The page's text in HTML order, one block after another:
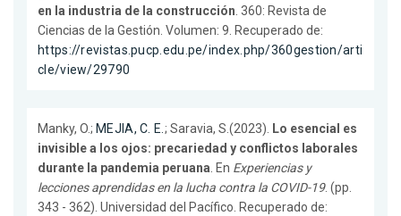
en la industria de la construcción. 360: Revista de
Ciencias de la Gestión. Volumen: 9. Recuperado de:
https://revistas.pucp.edu.pe/index.php/360gestion/arti
cle/view/29790
Manky, O.; MEJIA, C. E.; Saravia, S.(2023). Lo esencial es
invisible a los ojos: precariedad y conflictos laborales
durante la pandemia peruana. En Experiencias y
lecciones aprendidas en la lucha contra la COVID-19. (pp.
343 - 362). Universidad del Pacífico. Recuperado de: